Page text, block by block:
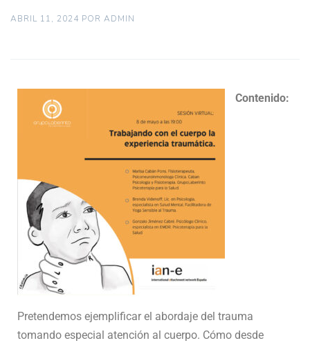
ABRIL 11, 2024 POR ADMIN
Contenido:
Pretendemos ejemplificar el abordaje del trauma
tomando especial atención al cuerpo. Cómo desde